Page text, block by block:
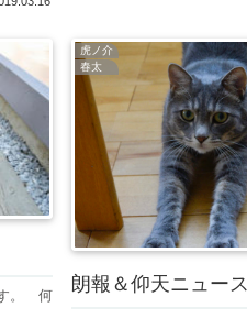
す。 何
虎ノ介
春太
朗報＆仰天ニュース